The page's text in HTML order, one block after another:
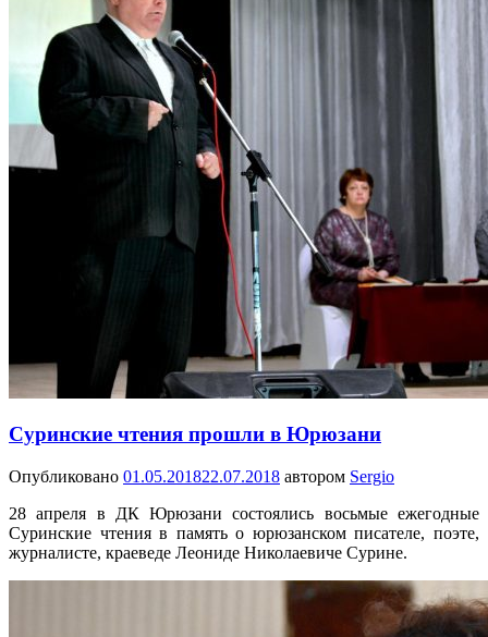
Суринские чтения прошли в Юрюзани
Опубликовано 01.05.201822.07.2018 автором Sergio
28 апреля в ДК Юрюзани состоялись восьмые ежегодные
Суринские чтения в память о юрюзанском писателе, поэте,
журналисте, краеведе Леониде Николаевиче Сурине.